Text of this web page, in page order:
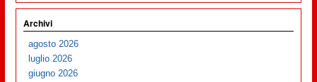
Archivi
agosto 2026
luglio 2026
giugno 2026